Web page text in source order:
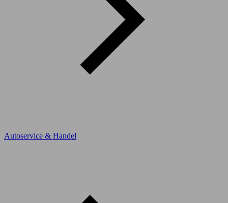
Autoservice & Handel